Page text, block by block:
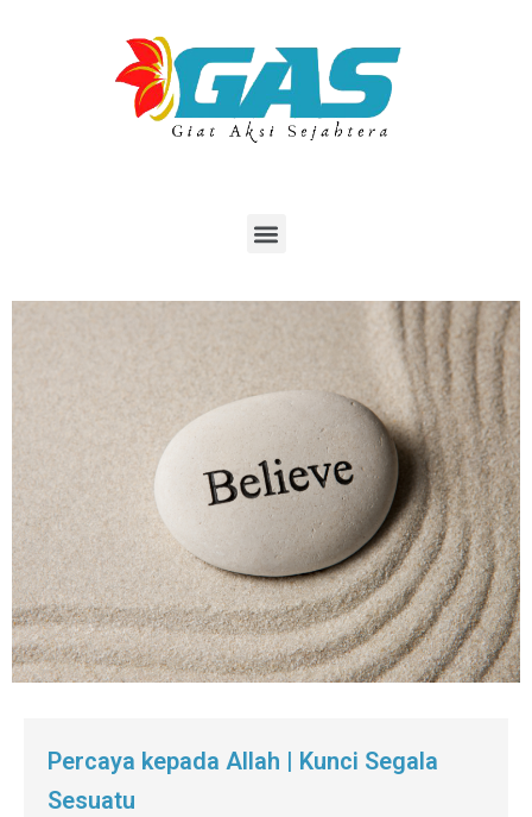
Percaya kepada Allah | Kunci Segala
Sesuatu